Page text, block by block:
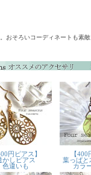
おそろいコーディネートも素敵